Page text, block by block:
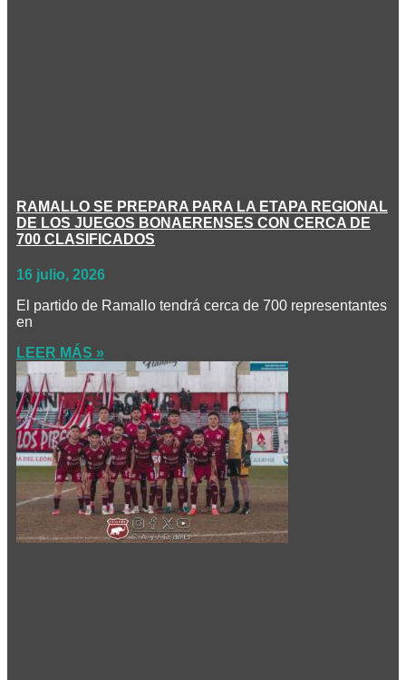
RAMALLO SE PREPARA PARA LA ETAPA REGIONAL
DE LOS JUEGOS BONAERENSES CON CERCA DE
700 CLASIFICADOS
16 julio, 2026
El partido de Ramallo tendrá cerca de 700 representantes
en
LEER MÁS »